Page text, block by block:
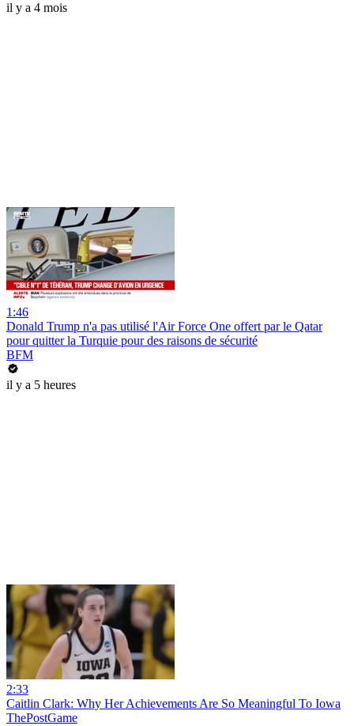
il y a 4 mois
1:46
Donald Trump n'a pas utilisé l'Air Force One offert par le Qatar
pour quitter la Turquie pour des raisons de sécurité
BFM
il y a 5 heures
2:33
Caitlin Clark: Why Her Achievements Are So Meaningful To Iowa
ThePostGame